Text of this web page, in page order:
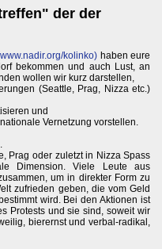
der der
www.nadir.org/kolinko) haben eure
bekommen und auch Lust, an
wollen wir kurz darstellen,
(Seattle, Prag, Nizza etc.)
und
Vernetzung vorstellen.
Prag oder zuletzt in Nizza Spass
Dimension. Viele Leute aus
um in direkter Form zu
zufrieden geben, die vom Geld
wird. Bei den Aktionen ist
Protests und sie sind, soweit wir
bierernst und verbal-radikal,